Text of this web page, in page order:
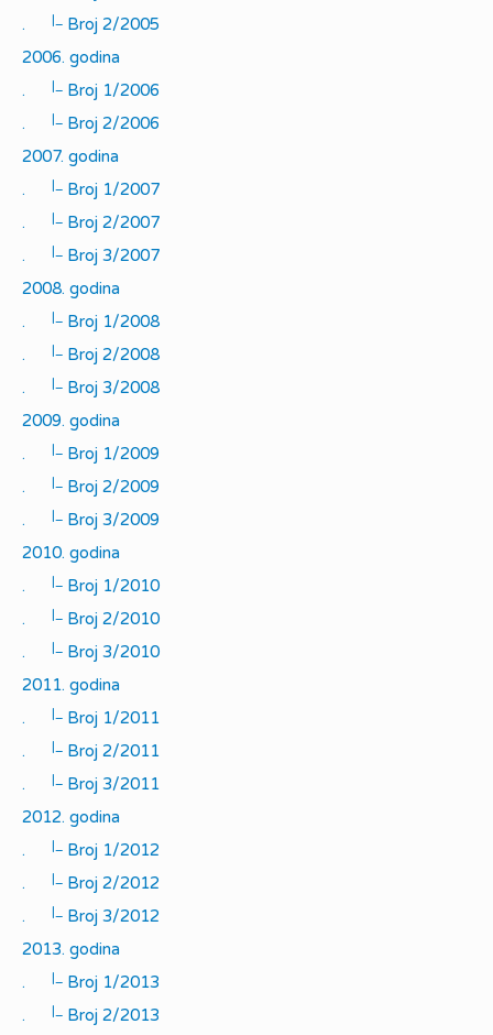
.
|_
Broj 2/2005
2006. godina
.
|_
Broj 1/2006
.
|_
Broj 2/2006
2007. godina
.
|_
Broj 1/2007
.
|_
Broj 2/2007
.
|_
Broj 3/2007
2008. godina
.
|_
Broj 1/2008
.
|_
Broj 2/2008
.
|_
Broj 3/2008
2009. godina
.
|_
Broj 1/2009
.
|_
Broj 2/2009
.
|_
Broj 3/2009
2010. godina
.
|_
Broj 1/2010
.
|_
Broj 2/2010
.
|_
Broj 3/2010
2011. godina
.
|_
Broj 1/2011
.
|_
Broj 2/2011
.
|_
Broj 3/2011
2012. godina
.
|_
Broj 1/2012
.
|_
Broj 2/2012
.
|_
Broj 3/2012
2013. godina
.
|_
Broj 1/2013
.
|_
Broj 2/2013